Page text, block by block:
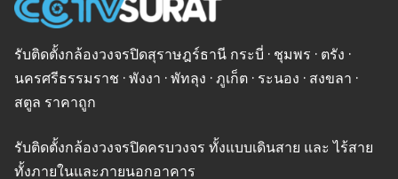
รับติดตั้งกล้องวงจรปิดสุราษฎร์ธานี กระบี่ · ชุมพร · ตรัง ·
นครศรีธรรมราช · พังงา · พัทลุง · ภูเก็ต · ระนอง · สงขลา ·
สตูล ราคาถูก
รับติดตั้งกล้องวงจรปิดครบวงจร ทั้งแบบเดินสาย และ ไร้สาย
ทั้งภายในและภายนอกอาคาร